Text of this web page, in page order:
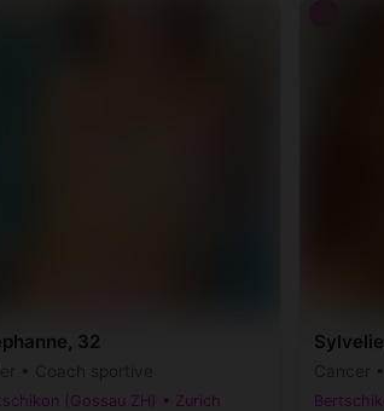
32
(Gossau ZH) • Zurich